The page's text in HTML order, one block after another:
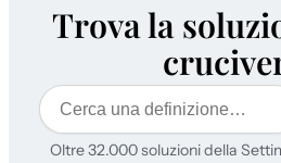
Trova la
Cerca
Oltre 32.000 soluzioni della